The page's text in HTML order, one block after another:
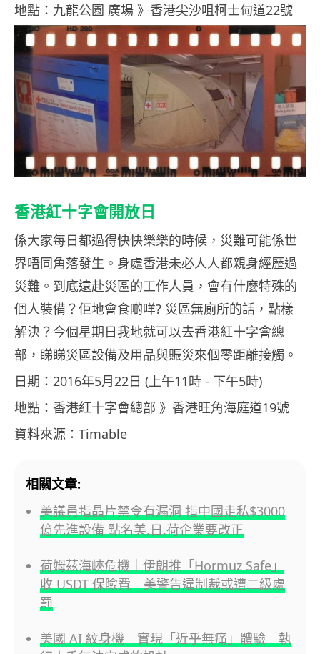
地點：九龍公園 廣場 》香港尖沙咀柯士甸道22號
香港紅十字會開放日
係大家每日都過得快快樂樂的時候，災難可能係世
界唔同角落發生。身處香港未必人人都親身經歷過
災難。到底遠赴災區的工作人員，會有什麼特殊的
個人裝備？佢地會食啲咩? 災區無廁所的話，點樣
解決？今個星期日我地就可以去香港紅十字會總
部，睇睇災區設備及用品與賑災來個零距離接觸。
日期：2016年5月22日 (上午11時 ‑ 下午5時)
地點：香港紅十字會總部 》香港旺角海庭道19號
資料來源：Timable
相關文章:
美議員指晶片禁令有漏洞 指中國走私$3000
億先進設備 點名美,日,荷企業要改正
荷姆茲海峽危機｜伊朗推「Hormuz Safe」
收 USDT 保險費 美警告違制裁或遭二級處
罰
美國 AI 紋身機 實現「近乎無痛」體驗 執